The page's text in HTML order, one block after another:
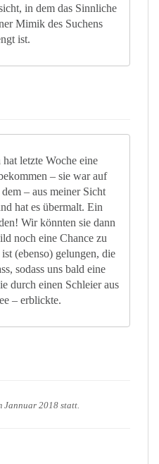
in dem das Sinnliche
Mimik des Suchens
ist.
letzte Woche eine
– sie war auf
– aus meiner Sicht
hat es übermalt. Ein
Wir könnten sie dann
noch eine Chance zu
(ebenso) gelungen, die
sodass uns bald eine
durch einen Schleier aus
– erblickte.
Jannuar 2018 statt.